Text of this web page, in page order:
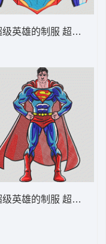
动钢铁侠
式
级英雄的制服 超人胸章
级英雄的制服 超人力量